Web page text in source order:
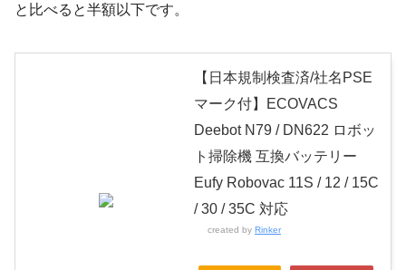
と比べると半額以下です。
【日本規制検査済/社名PSE
マーク付】ECOVACS
Deebot N79 / DN622 ロボッ
ト掃除機 互換バッテリー
Eufy Robovac 11S / 12 / 15C
/ 30 / 35C 対応
created by Rinker